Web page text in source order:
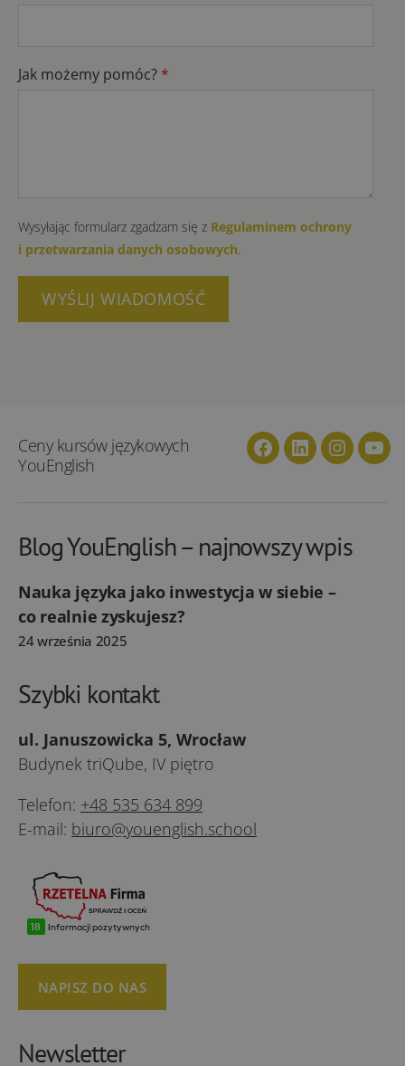
Jak możemy pomóc? *
Wysyłając formularz zgadzam się z Regulaminem ochrony
i przetwarzania danych osobowych.
Ceny kursów językowych
YouEnglish
Facebook
Linkedin
Blog YouEnglish – najnowszy wpis
Nauka języka jako inwestycja w siebie –
co realnie zyskujesz?
24 września 2025
Szybki kontakt
ul. Januszowicka 5, Wrocław
Budynek triQube, IV piętro
Telefon: +48 535 634 899
E-mail: biuro@youenglish.school
NAPISZ DO NAS
Newsletter